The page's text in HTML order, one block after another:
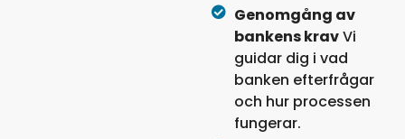
Genomgång av
bankens kravVi
guidar dig i vad
banken efterfrågar
och hur processen
fungerar.